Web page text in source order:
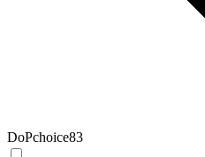
DoPchoice83